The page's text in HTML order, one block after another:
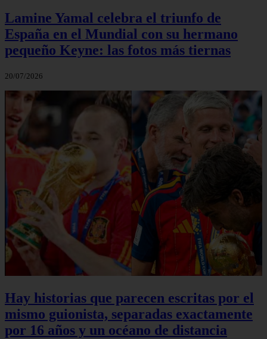
Lamine Yamal celebra el triunfo de
España en el Mundial con su hermano
pequeño Keyne: las fotos más tiernas
20/07/2026
Hay historias que parecen escritas por el
mismo guionista, separadas exactamente
por 16 años y un océano de distancia